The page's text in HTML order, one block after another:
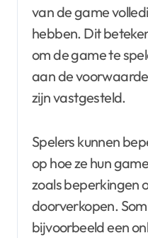
van de game
hebben. Dit
om de game te
aan de
zijn vastgesteld.
Spelers kunnen
op hoe ze hun
zoals beperkingen
doorverkopen.
bijvoorbeeld een